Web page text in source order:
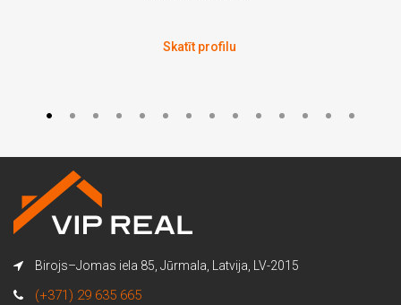
Skatīt profilu
Birojs–Jomas iela 85, Jūrmala, Latvija, LV-2015
(+371) 29 635 665